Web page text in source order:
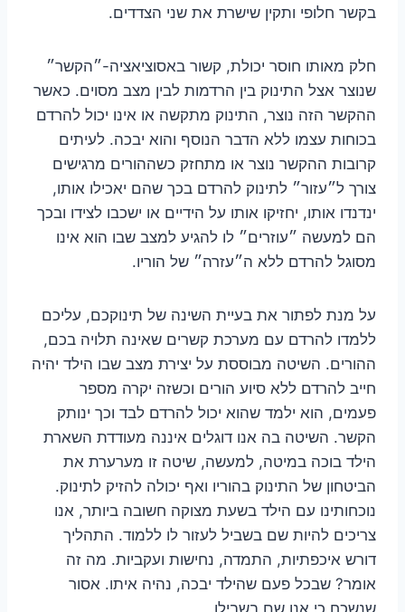
בקשר חלופי ותקין שישרת את שני הצדדים.
חלק מאותו חוסר יכולת, קשור באסוציאציה-״הקשר״
שנוצר אצל התינוק בין הרדמות לבין מצב מסוים. כאשר
ההקשר הזה נוצר, התינוק מתקשה או אינו יכול להרדם
בכוחות עצמו ללא הדבר הנוסף והוא יבכה. לעיתים
קרובות ההקשר נוצר או מתחזק כשההורים מרגישים
צורך ל״עזור״ לתינוק להרדם בכך שהם יאכילו אותו,
ינדנדו אותו, יחזיקו אותו על הידיים או ישכבו לצידו ובכך
הם למעשה ״עוזרים״ לו להגיע למצב שבו הוא אינו
מסוגל להרדם ללא ה״עזרה״ של הוריו.
על מנת לפתור את בעיית השינה של תינוקכם, עליכם
ללמדו להרדם עם מערכת קשרים שאינה תלויה בכם,
ההורים. השיטה מבוססת על יצירת מצב שבו הילד יהיה
חייב להרדם ללא סיוע הורים וכשזה יקרה מספר
פעמים, הוא ילמד שהוא יכול להרדם לבד וכך ינותק
הקשר. השיטה בה אנו דוגלים איננה מעודדת השארת
הילד בוכה במיטה, למעשה, שיטה זו מערערת את
הביטחון של התינוק בהוריו ואף יכולה להזיק לתינוק.
נוכחותינו עם הילד בשעת מצוקה חשובה ביותר, אנו
צריכים להיות שם בשביל לעזור לו ללמוד. התהליך
דורש איכפתיות, התמדה, נחישות ועקביות. מה זה
אומר? שבכל פעם שהילד יבכה, נהיה איתו. אסור
שנשכח כי אנו שם בשבילו.